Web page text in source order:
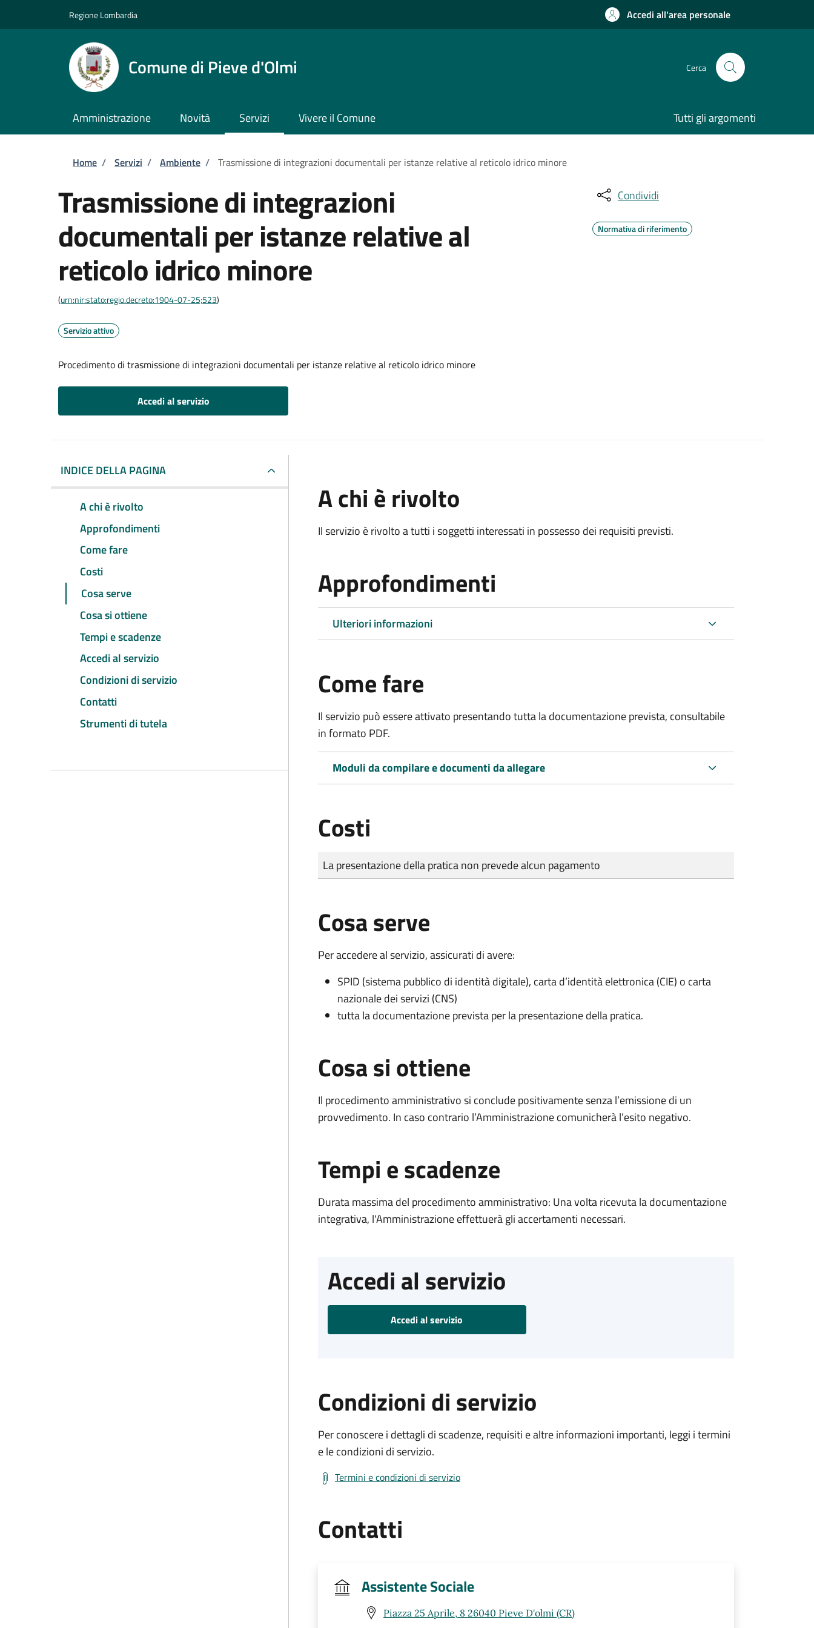
Regione Lombardia Accedi all'area personale
Comune di Pieve d'Olmi Cerca
Amministrazione Novità Servizi Vivere il Comune Tutti gli argomenti
Briciole di pane
Home / Servizi / Ambiente / Trasmissione di integrazioni documentali per istanze relative al reticolo idrico minore
Trasmissione di integrazioni
documentali per istanze relative al
reticolo idrico minore
(urn:nir:stato:regio.decreto:1904-07-25;523)
Servizio attivo
Procedimento di trasmissione di integrazioni documentali per istanze relative al reticolo idrico minore
Accedi al servizio
Condividi
Normativa di riferimento
INDICE DELLA PAGINA
A chi è rivolto
Approfondimenti
Come fare
Costi
Cosa serve
Cosa si ottiene
Tempi e scadenze
Accedi al servizio
Condizioni di servizio
Contatti
Strumenti di tutela
A chi è rivolto
Il servizio è rivolto a tutti i soggetti interessati in possesso dei requisiti previsti.
Approfondimenti
Ulteriori informazioni
Come fare
Il servizio può essere attivato presentando tutta la documentazione prevista, consultabile
in formato PDF.
Moduli da compilare e documenti da allegare
Costi
Tipo di pagamento
Importo
La presentazione della pratica non prevede alcun pagamento
Cosa serve
Per accedere al servizio, assicurati di avere:
SPID (sistema pubblico di identità digitale), carta d’identità elettronica (CIE) o carta
nazionale dei servizi (CNS)
tutta la documentazione prevista per la presentazione della pratica.
Cosa si ottiene
Il procedimento amministrativo si conclude positivamente senza l’emissione di un
provvedimento. In caso contrario l’Amministrazione comunicherà l’esito negativo.
Tempi e scadenze
Durata massima del procedimento amministrativo: Una volta ricevuta la documentazione
integrativa, l'Amministrazione effettuerà gli accertamenti necessari.
Accedi al servizio
Accedi al servizio
Condizioni di servizio
Per conoscere i dettagli di scadenze, requisiti e altre informazioni importanti, leggi i termini
e le condizioni di servizio.
Termini e condizioni di servizio
Contatti
Assistente Sociale
Piazza 25 Aprile, 8 26040 Pieve D'olmi (CR)